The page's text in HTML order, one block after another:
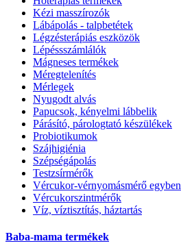
Kézi masszírozók
Lábápolás - talpbetétek
Légzésterápiás eszközök
Lépéssszámlálók
Mágneses termékek
Méregtelenítés
Mérlegek
Nyugodt alvás
Papucsok, kényelmi lábbelik
Párásító, párologtató készülékek
Probiotikumok
Szájhigiénia
Szépségápolás
Testzsírmérők
Vércukor-vérnyomásmérő egyben
Vércukorszintmérők
Víz, víztisztítás, háztartás
Baba-mama termékek